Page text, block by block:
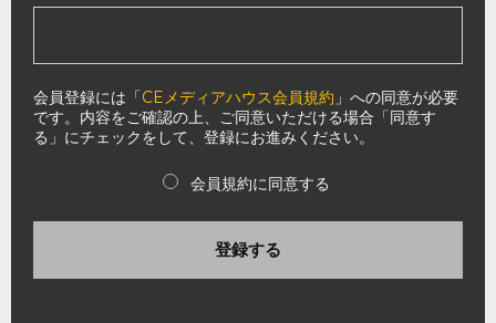
会員登録には「CEメディアハウス会員規約 」への同意が必要
です。内容をご確認の上、ご同意いただける場合「同意す
る」にチェックをして、登録にお進みください。
会員規約に同意する
登録する